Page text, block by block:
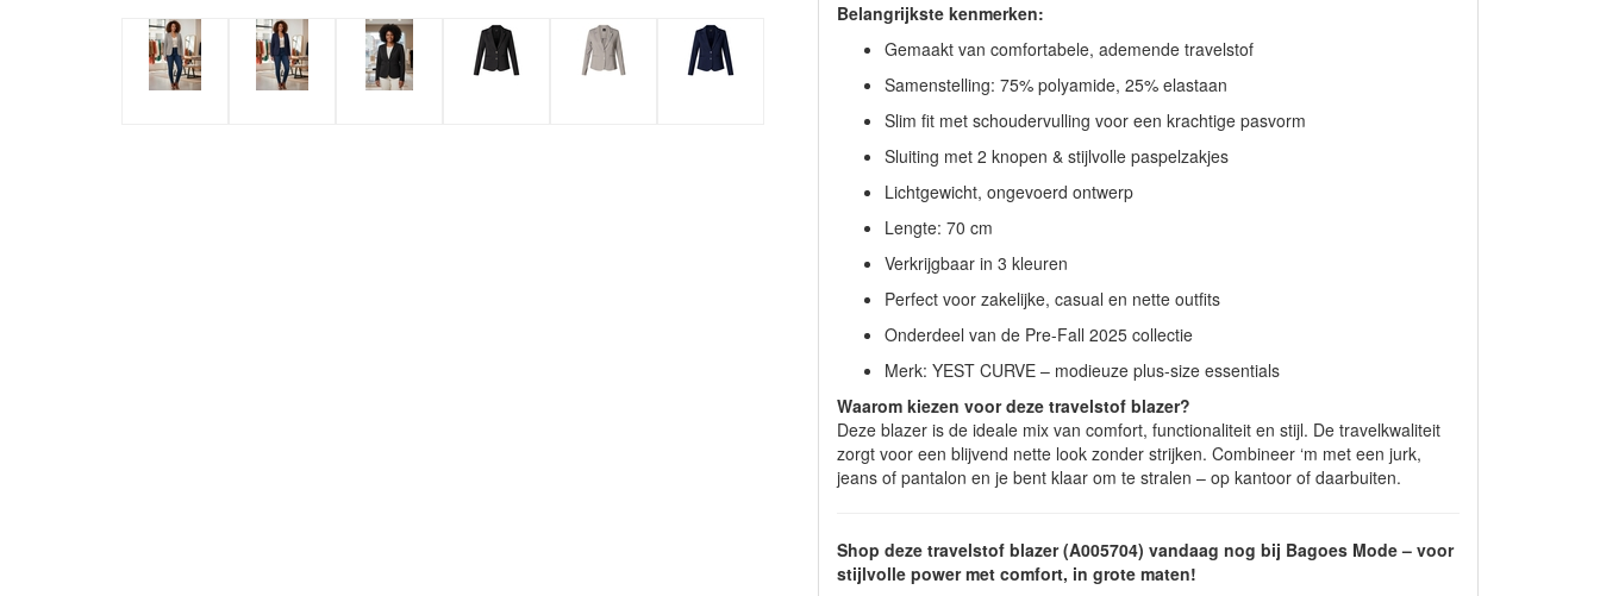
Belangrijkste kenmerken:
Gemaakt van comfortabele, ademende travelstof
Samenstelling: 75% polyamide, 25% elastaan
Slim fit met schoudervulling voor een krachtige pasvorm
Sluiting met 2 knopen & stijlvolle paspelzakjes
Lichtgewicht, ongevoerd ontwerp
Lengte: 70 cm
Verkrijgbaar in 3 kleuren
Perfect voor zakelijke, casual en nette outfits
Onderdeel van de Pre-Fall 2025 collectie
Merk: YEST CURVE – modieuze plus-size essentials
Waarom kiezen voor deze travelstof blazer?
Deze blazer is de ideale mix van comfort, functionaliteit en stijl. De travelkwaliteit
zorgt voor een blijvend nette look zonder strijken. Combineer ‘m met een jurk,
jeans of pantalon en je bent klaar om te stralen – op kantoor of daarbuiten.
Shop deze travelstof blazer (A005704) vandaag nog bij Bagoes Mode – voor
stijlvolle power met comfort, in grote maten!